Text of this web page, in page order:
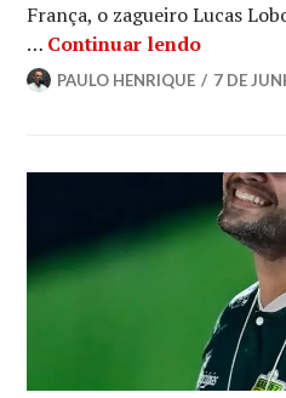
França, o zagueiro Lucas
… Continuar lendo
PAULO HENRIQUE 7 DE